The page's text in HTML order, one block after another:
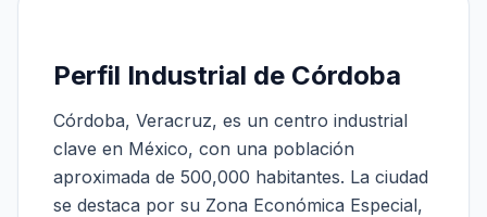
Perfil Industrial de Córdoba
Córdoba, Veracruz, es un centro industrial
clave en México, con una población
aproximada de 500,000 habitantes. La ciudad
se destaca por su Zona Económica Especial,